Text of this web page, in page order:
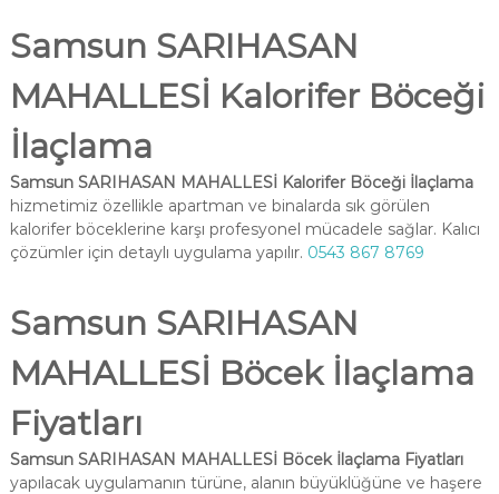
Samsun SARIHASAN
MAHALLESİ Kalorifer Böceği
İlaçlama
Samsun SARIHASAN MAHALLESİ Kalorifer Böceği İlaçlama
hizmetimiz özellikle apartman ve binalarda sık görülen
kalorifer böceklerine karşı profesyonel mücadele sağlar. Kalıcı
çözümler için detaylı uygulama yapılır. 0543 867 8769
Samsun SARIHASAN
MAHALLESİ Böcek İlaçlama
Fiyatları
Samsun SARIHASAN MAHALLESİ Böcek İlaçlama Fiyatları
yapılacak uygulamanın türüne, alanın büyüklüğüne ve haşere